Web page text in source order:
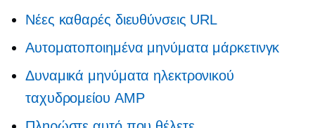
Νέες καθαρές διευθύνσεις URL
Αυτοματοποιημένα μηνύματα μάρκετινγκ
Δυναμικά μηνύματα ηλεκτρονικού
ταχυδρομείου AMP